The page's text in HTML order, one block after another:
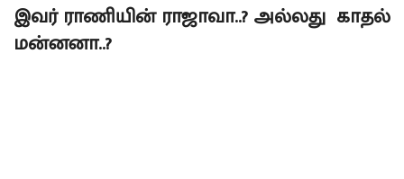
இவர் ராணியின் ராஜாவா..? அல்லது காதல்
மன்னனா..?